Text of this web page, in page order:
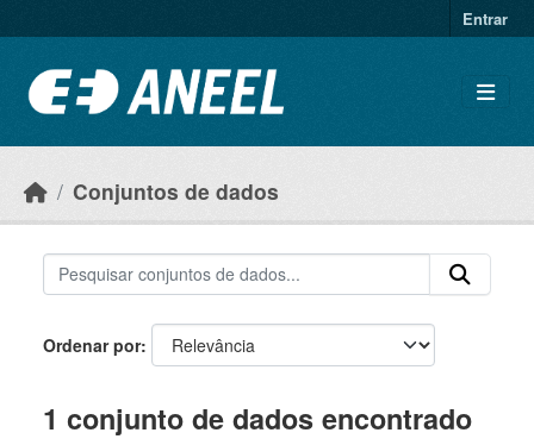
Entrar
Conjuntos de dados
Ordenar por
1 conjunto de dados encontrado